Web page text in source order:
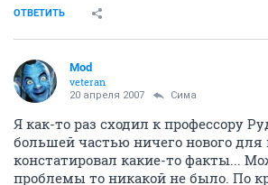
ОТВЕТИТЬ
Mod
veteran
20 апреля 2007 Сима
Я как-то раз сходил к профессору
большей частью ничего нового для
констатировал какие-то факты...
проблемы то никакой не было. По